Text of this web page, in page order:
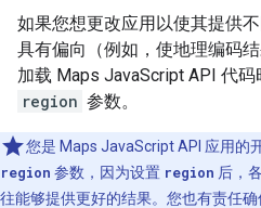
如果您想更改应用以使其提供
具有偏向（例如，使地理编码
加载 Maps JavaScript API 代码
region 参数。
您是 Maps JavaScript API 应用的
region 参数，因为设置 region 后，
往能够提供更好的结果。您也有责任